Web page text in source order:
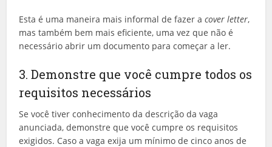
Esta é uma maneira mais informal de fazer acover letter,
mas também bem mais eficiente, uma vez que não é
necessário abrir um documento para começar a ler.
3. Demonstre que você cumpre todos os
requisitos necessários
Se você tiver conhecimento da descrição da vaga
anunciada, demonstre que você cumpre os requisitos
exigidos. Caso a vaga exija um mínimo de cinco anos de